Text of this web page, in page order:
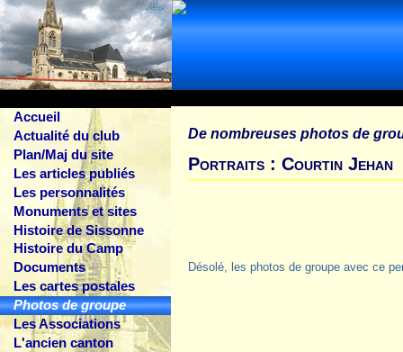
Accueil
Actualité du club
Plan/Maj du site
Les articles publiés
Les personnalités
Monuments et sites
Histoire de Sissonne
Histoire du Camp
Documents
Les cartes postales
Photos de groupe
Les Associations
L'ancien canton
De nombreuses photos de
Portraits : Courtin Jehan
Désolé, les photos de groupe avec ce